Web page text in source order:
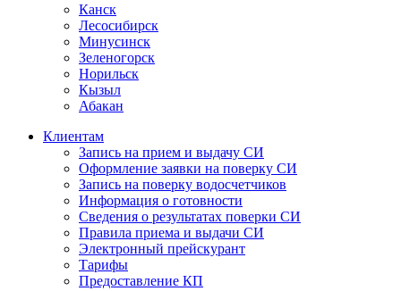
Канск
Лесосибирск
Минусинск
Зеленогорск
Норильск
Кызыл
Абакан
Клиентам
Запись на прием и выдачу СИ
Оформление заявки на поверку СИ
Запись на поверку водосчетчиков
Информация о готовности
Сведения о результатах поверки СИ
Правила приема и выдачи СИ
Электронный прейскурант
Тарифы
Предоставление КП